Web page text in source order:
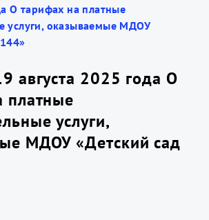
О тарифах на платные
услуги, оказываемые МДОУ
августа 2025 года О
платные
услуги,
МДОУ «Детский сад